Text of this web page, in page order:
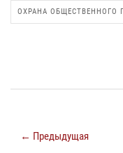
ОХРАНА ОБЩЕСТВЕННОГО
← Предыдущая